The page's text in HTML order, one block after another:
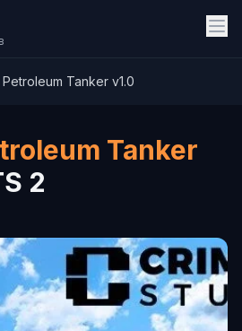
Tanker v1.0
Tanker
2